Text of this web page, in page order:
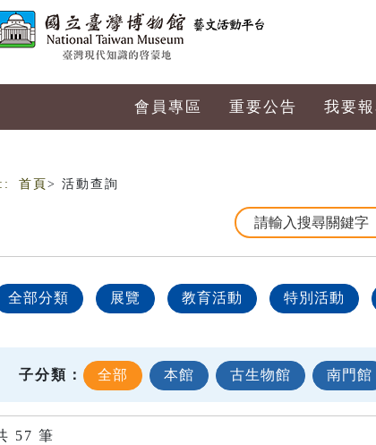
會員專區 重要公告 我要報
首頁 > 活動查詢
全部分類 展覽 教育活動 特別活動
子分類： 全部 本館 古生物館 南門館
57 筆